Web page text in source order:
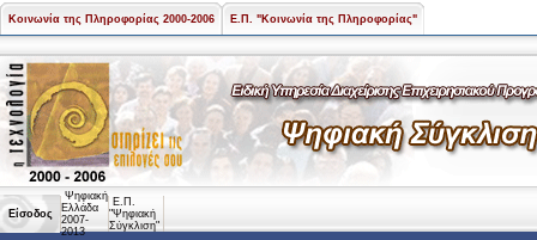
Κοινωνία της Πληροφορίας 2000-2006 Ε.Π. "Κοινωνία της Πληροφορίας"
Είσοδος
Ψηφιακή
Ελλάδα
2007-
2013
Ε.Π.
"Ψηφιακή
Σύγκλιση"